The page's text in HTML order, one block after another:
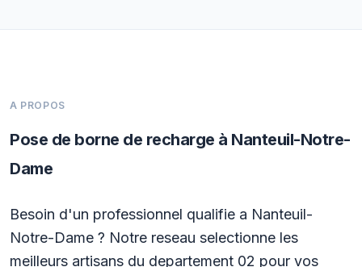
A PROPOS
Pose de borne de recharge à Nanteuil-Notre-
Dame
Besoin d'un professionnel qualifie a Nanteuil-
Notre-Dame ? Notre reseau selectionne les
meilleurs artisans du departement 02 pour vos